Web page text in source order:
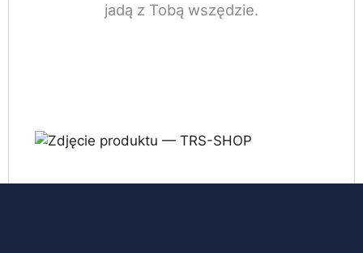
jadą z Tobą wszędzie.